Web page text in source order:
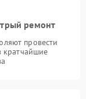
ремонт
провести
кратчайшие